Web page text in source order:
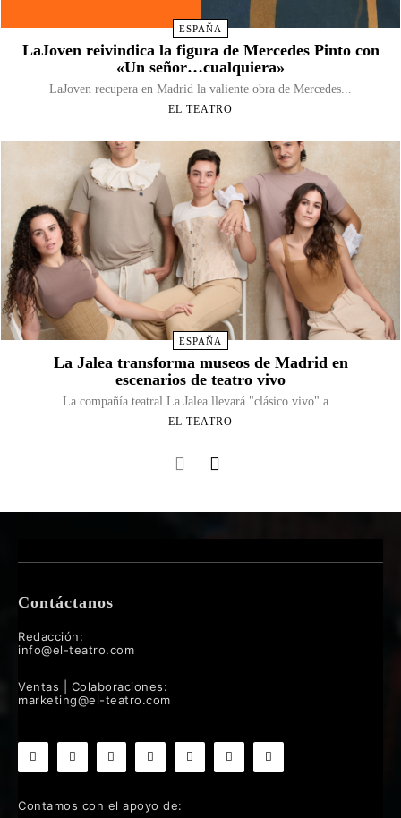
ESPAÑA
LaJoven reivindica la figura de Mercedes Pinto con
«Un señor…cualquiera»
LaJoven recupera en Madrid la valiente obra de Mercedes...
EL TEATRO
ESPAÑA
La Jalea transforma museos de Madrid en
escenarios de teatro vivo
La compañía teatral La Jalea llevará "clásico vivo" a...
EL TEATRO
Contáctanos
Redacción:
info@el-teatro.com
Ventas | Colaboraciones:
marketing@el-teatro.com
Contamos con el apoyo de: